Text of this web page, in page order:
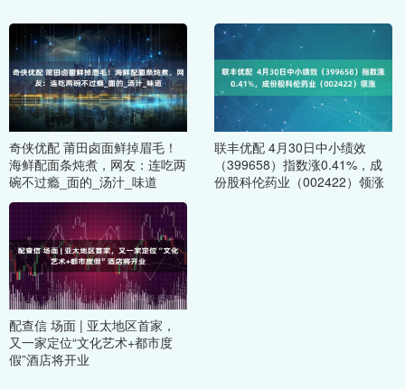
奇侠优配 莆田卤面鲜掉眉毛！
海鲜配面条炖煮，网友：连吃两
碗不过瘾_面的_汤汁_味道
联丰优配 4月30日中小绩效
（399658）指数涨0.41%，成
份股科伦药业（002422）领涨
配查信 场面 | 亚太地区首家，
又一家定位“文化艺术+都市度
假”酒店将开业